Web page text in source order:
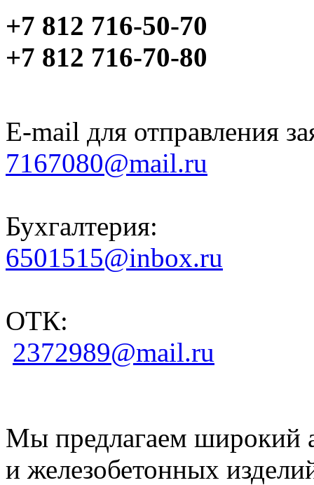
+7 812 716-50-70
+7 812 716-70-80
E-mail для отправления
7167080@mail.ru
Бухгалтерия:
6501515@inbox.ru
ОТК:
2372989@mail.ru
Мы предлагаем широкий
и железобетонных